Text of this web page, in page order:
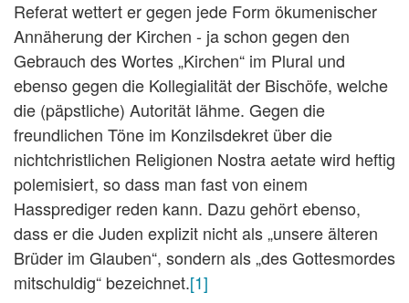
Referat wettert er gegen jede Form ökumenischer
Annäherung der Kirchen - ja schon gegen den
Gebrauch des Wortes „Kirchen“ im Plural und
ebenso gegen die Kollegialität der Bischöfe, welche
die (päpstliche) Autorität lähme. Gegen die
freundlichen Töne im Konzilsdekret über die
nichtchristlichen Religionen Nostra aetate wird heftig
polemisiert, so dass man fast von einem
Hassprediger reden kann. Dazu gehört ebenso,
dass er die Juden explizit nicht als„unsere älteren
Brüder im Glauben“, sondern als„des Gottesmordes
mitschuldig“ bezeichnet.[1]